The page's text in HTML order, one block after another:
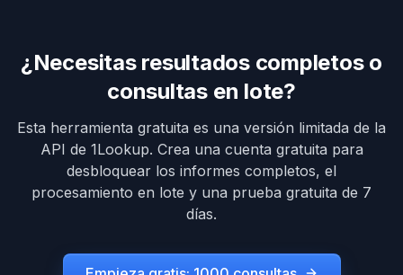
¿Necesitas resultados completos o
consultas en lote?
Esta herramienta gratuita es una versión limitada de la
API de 1Lookup. Crea una cuenta gratuita para
desbloquear los informes completos, el
procesamiento en lote y una prueba gratuita de 7
días.